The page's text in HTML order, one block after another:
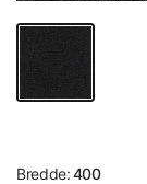
Bredde:400